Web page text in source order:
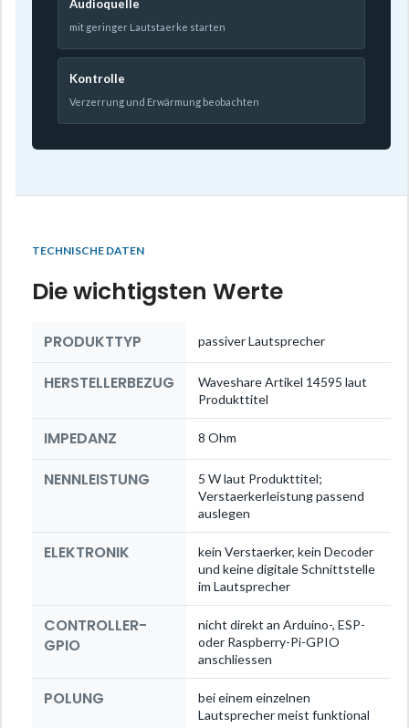
Audioquelle
mit geringer Lautstaerke starten
Kontrolle
Verzerrung und Erwärmung beobachten
TECHNISCHE DATEN
Die wichtigsten Werte
PRODUKTTYP passiver Lautsprecher
HERSTELLERBEZUG
Waveshare Artikel 14595 laut
Produkttitel
IMPEDANZ 8 Ohm
NENNLEISTUNG
5 W laut Produkttitel;
Verstaerkerleistung passend
auslegen
ELEKTRONIK
kein Verstaerker, kein Decoder
und keine digitale Schnittstelle
im Lautsprecher
CONTROLLER-
GPIO
nicht direkt an Arduino-, ESP-
oder Raspberry-Pi-GPIO
anschliessen
POLUNG
bei einem einzelnen
Lautsprecher meist funktional